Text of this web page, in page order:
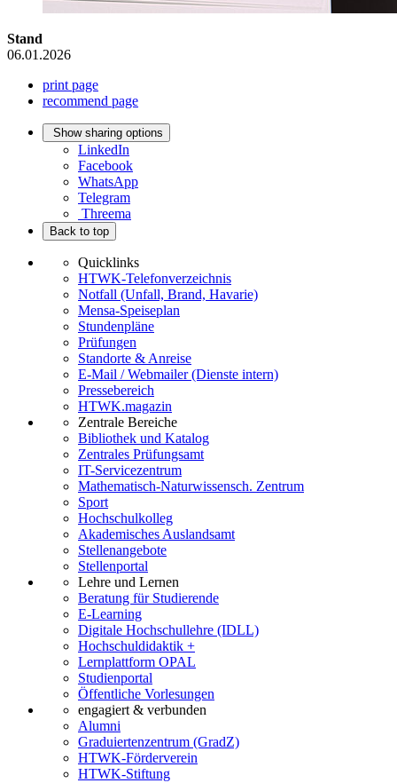
Stand
06.01.2026
print page
recommend page
Show sharing options
LinkedIn
Facebook
WhatsApp
Telegram
Threema
Back to top
Quicklinks
HTWK-Telefonverzeichnis
Notfall (Unfall, Brand, Havarie)
Mensa-Speiseplan
Stundenpläne
Prüfungen
Standorte & Anreise
E-Mail / Webmailer (Dienste intern)
Pressebereich
HTWK.magazin
Zentrale Bereiche
Bibliothek und Katalog
Zentrales Prüfungsamt
IT-Servicezentrum
Mathematisch-Naturwissensch. Zentrum
Sport
Hochschulkolleg
Akademisches Auslandsamt
Stellenangebote
Stellenportal
Lehre und Lernen
Beratung für Studierende
E-Learning
Digitale Hochschullehre (IDLL)
Hochschuldidaktik +
Lernplattform OPAL
Studienportal
Öffentliche Vorlesungen
engagiert & verbunden
Alumni
Graduiertenzentrum (GradZ)
HTWK-Förderverein
HTWK-Stiftung